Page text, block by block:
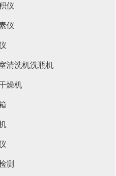
仪
仪
清洗机洗瓶机
燥机
测